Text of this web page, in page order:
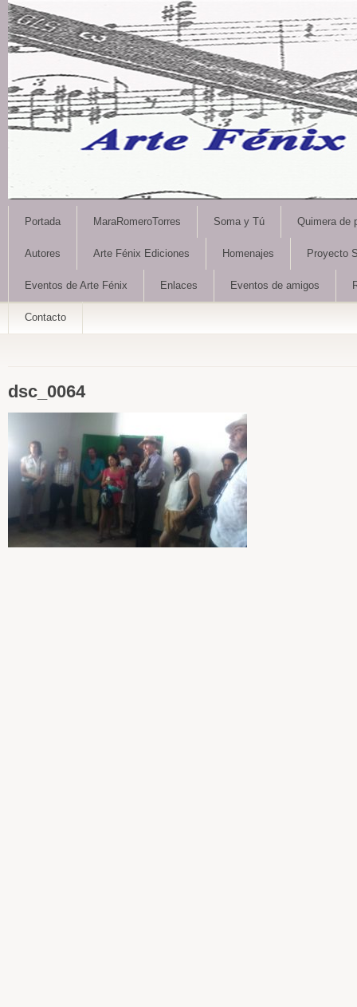
Portada MaraRomeroTorres Soma y Tú Quimera de
Autores Arte Fénix Ediciones Homenajes Proyecto
Eventos de Arte Fénix Enlaces Eventos de amigos
Contacto
dsc_0064